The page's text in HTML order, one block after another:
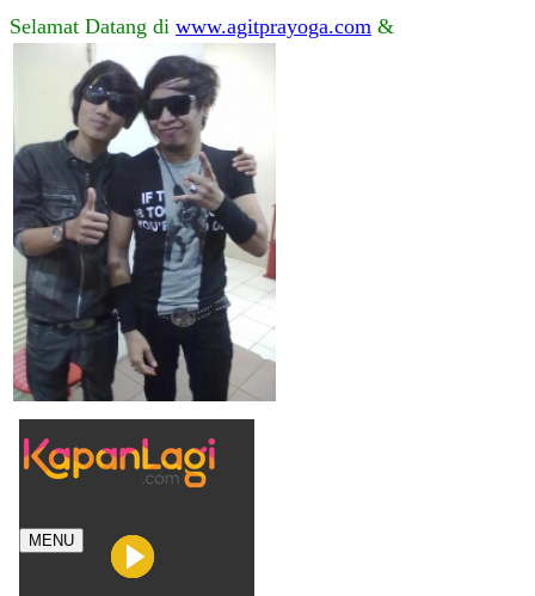
Selamat Datang di www.agitprayoga.com &